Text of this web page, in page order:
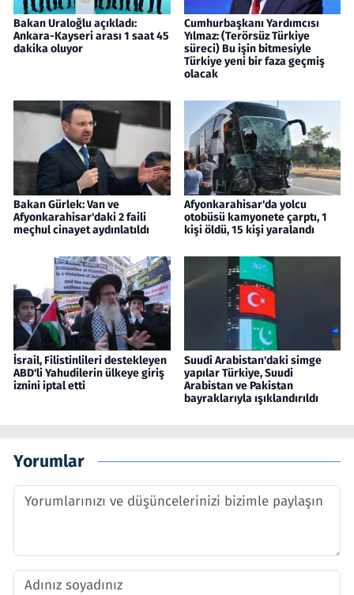
Bakan Uraloğlu açıkladı:
Ankara-Kayseri arası 1 saat 45
dakika oluyor
Cumhurbaşkanı Yardımcısı
Yılmaz: (Terörsüz Türkiye
süreci) Bu işin bitmesiyle
Türkiye yeni bir faza geçmiş
olacak
Bakan Gürlek: Van ve
Afyonkarahisar'daki 2 faili
meçhul cinayet aydınlatıldı
Afyonkarahisar'da yolcu
otobüsü kamyonete çarptı, 1
kişi öldü, 15 kişi yaralandı
İsrail, Filistinlileri destekleyen
ABD'li Yahudilerin ülkeye giriş
iznini iptal etti
Suudi Arabistan'daki simge
yapılar Türkiye, Suudi
Arabistan ve Pakistan
bayraklarıyla ışıklandırıldı
Yorumlar